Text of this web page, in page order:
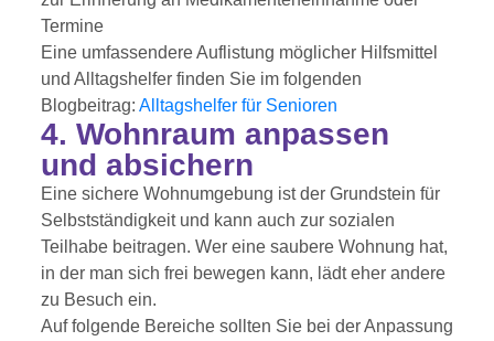
Termine
Eine umfassendere Auflistung möglicher Hilfsmittel
und Alltagshelfer finden Sie im folgenden
Blogbeitrag: Alltagshelfer für Senioren
4. Wohnraum anpassen
und absichern
Eine sichere Wohnumgebung ist der Grundstein für
Selbstständigkeit und kann auch zur sozialen
Teilhabe beitragen. Wer eine saubere Wohnung hat,
in der man sich frei bewegen kann, lädt eher andere
zu Besuch ein.
Auf folgende Bereiche sollten Sie bei der Anpassung